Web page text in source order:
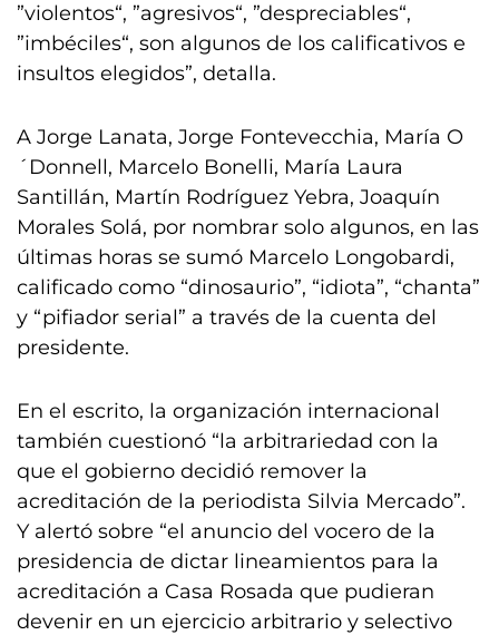
”violentos“, ”agresivos“, ”despreciables“,
”imbéciles“, son algunos de los calificativos e
insultos elegidos”, detalla.
A Jorge Lanata, Jorge Fontevecchia, María O
´Donnell, Marcelo Bonelli, María Laura
Santillán, Martín Rodríguez Yebra, Joaquín
Morales Solá, por nombrar solo algunos, en las
últimas horas se sumó Marcelo Longobardi,
calificado como “dinosaurio”, “idiota”, “chanta”
y “pifiador serial” a través de la cuenta del
presidente.
En el escrito, la organización internacional
también cuestionó “la arbitrariedad con la
que el gobierno decidió remover la
acreditación de la periodista Silvia Mercado”.
Y alertó sobre “el anuncio del vocero de la
presidencia de dictar lineamientos para la
acreditación a Casa Rosada que pudieran
devenir en un ejercicio arbitrario y selectivo